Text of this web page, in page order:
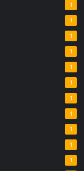
1
1
1
1
1
1
1
1
1
1
1